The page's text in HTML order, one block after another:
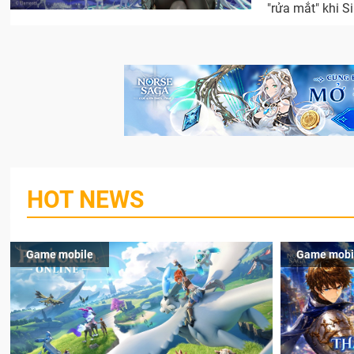
"rửa mắt" khi
HOT NEWS
Game mobile Game